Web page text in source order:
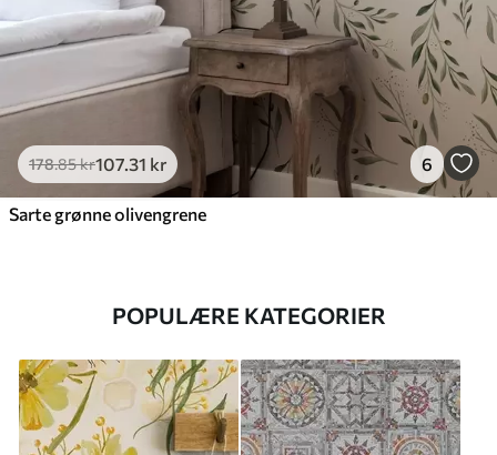
178.85kr107.31 kr 6
Sarte grønne olivengrene
POPULÆRE KATEGORIER